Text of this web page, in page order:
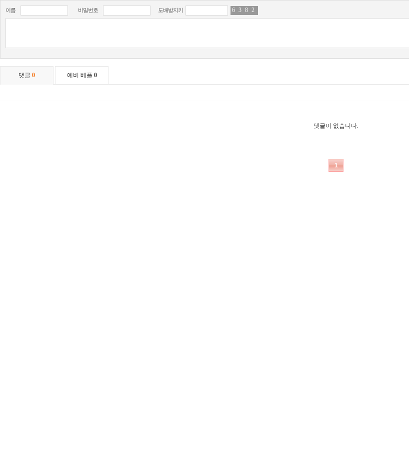
이름 비밀번호 도배방지키 6 3 8 2
댓글 0 예비 베플 0
댓글이 없습니다.
1